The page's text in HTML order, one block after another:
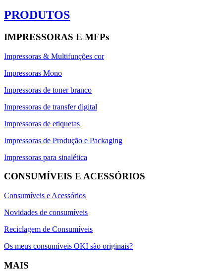
PRODUTOS
IMPRESSORAS E MFPs
Impressoras & Multifunções cor
Impressoras Mono
Impressoras de toner branco
Impressoras de transfer digital
Impressoras de etiquetas
Impressoras de Produção e Packaging
Impressoras para sinalética
CONSUMÍVEIS E ACESSÓRIOS
Consumíveis e Acessórios
Novidades de consumíveis
Reciclagem de Consumíveis
Os meus consumíveis OKI são originais?
MAIS